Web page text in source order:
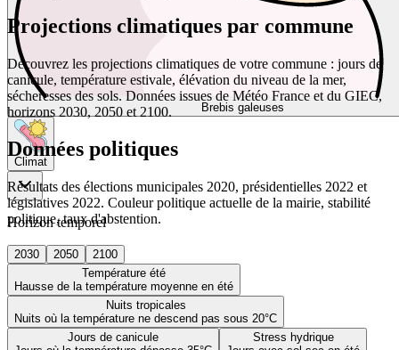
Brebis galeuses
Climat
Horizon temporel
2030 2050
2100
Température été
Hausse de la température moyenne en été
Nuits tropicales
Nuits où la température ne descend pas sous 20°C
Jours de canicule
Stress hydrique
Projections climatiques par commune
Découvrez les projections climatiques de votre commune : jours de
canicule, température estivale, élévation du niveau de la mer,
sécheresses des sols. Données issues de Météo France et du GIEC,
horizons 2030, 2050 et 2100.
Données politiques
Résultats des élections municipales 2020, présidentielles 2022 et
législatives 2022. Couleur politique actuelle de la mairie, stabilité
politique, taux d'abstention.